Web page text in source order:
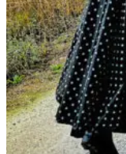
Ich